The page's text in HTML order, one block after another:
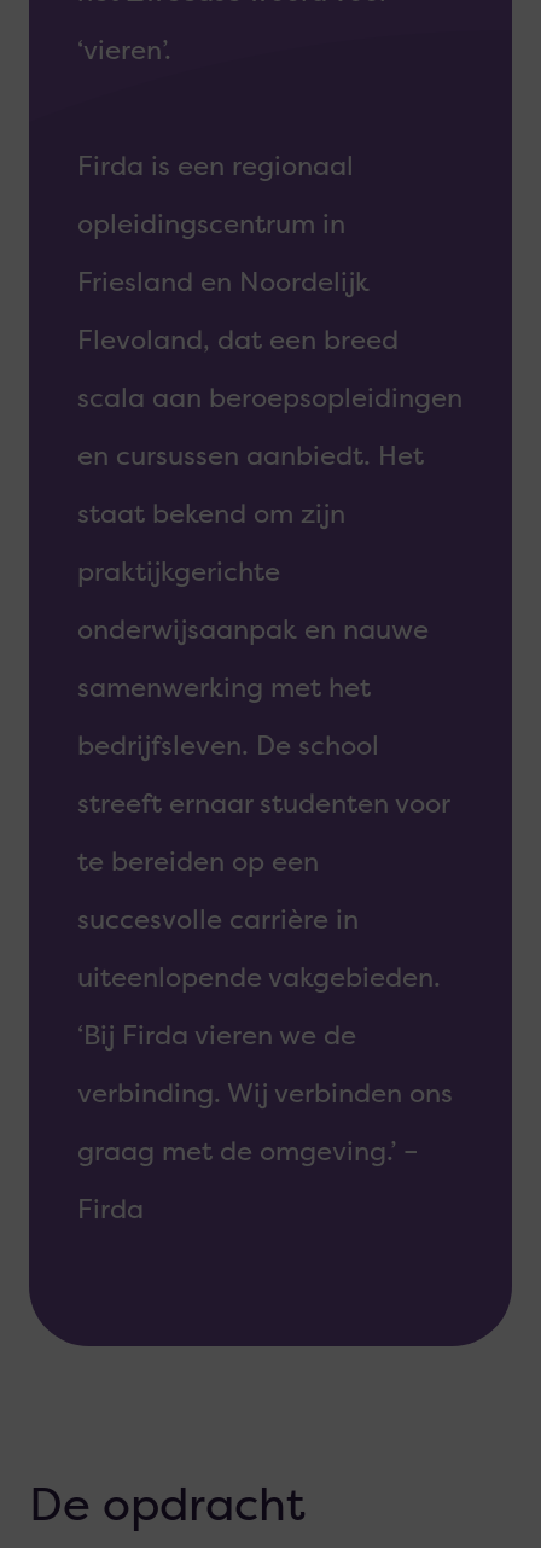
‘vieren’.
Firda is een regionaal
opleidingscentrum in
Friesland en Noordelijk
Flevoland, dat een breed
scala aan beroepsopleidingen
en cursussen aanbiedt. Het
staat bekend om zijn
praktijkgerichte
onderwijsaanpak en nauwe
samenwerking met het
bedrijfsleven. De school
streeft ernaar studenten voor
te bereiden op een
succesvolle carrière in
uiteenlopende vakgebieden.
‘Bij Firda vieren we de
verbinding. Wij verbinden ons
graag met de omgeving.’ –
Firda
De opdracht